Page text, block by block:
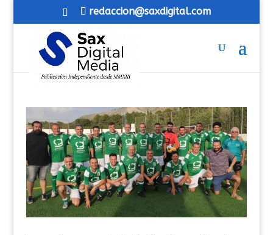
redaccion@saxdigital.com